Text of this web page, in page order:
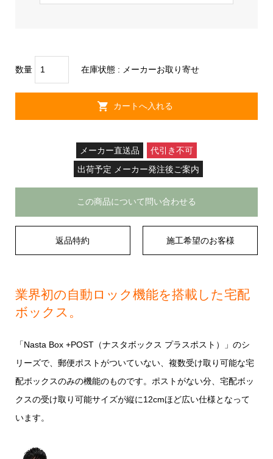
数量 在庫状態 : メーカーお取り寄せ
メーカー直送品
代引き不可
出荷予定 メーカー発注後ご案内
この商品について問い合わせる
返品特約 施工希望のお客様
業界初の自動ロック機能を搭載した宅配
ボックス。
「Nasta Box +POST（ナスタボックス プラスポスト）」のシ
リーズで、郵便ポストがついていない、複数受け取り可能な宅
配ボックスのみの機能のものです。ポストがない分、宅配ボッ
クスの受け取り可能サイズが縦に12cmほど広い仕様となって
います。